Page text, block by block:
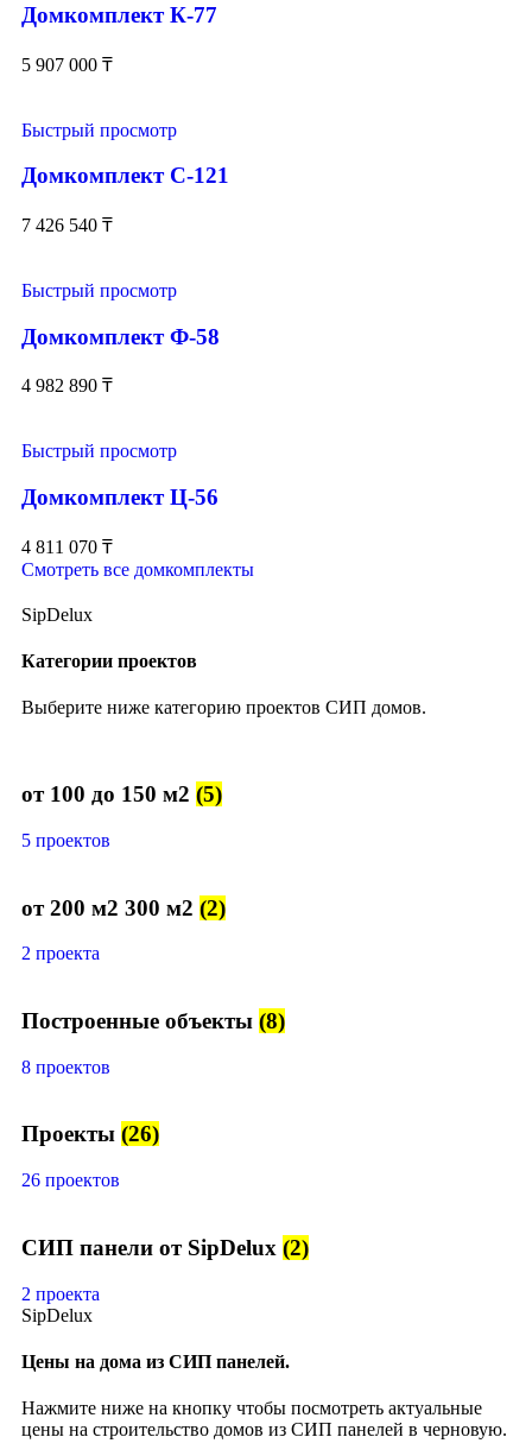
Домкомплект К-77
5 907 000 ₸
Быстрый просмотр
Домкомплект С-121
7 426 540 ₸
Быстрый просмотр
Домкомплект Ф-58
4 982 890 ₸
Быстрый просмотр
Домкомплект Ц-56
4 811 070 ₸
Смотреть все домкомплекты
SipDelux
Категории проектов
Выберите ниже категорию проектов СИП домов.
от 100 до 150 м2 (5)
5 проектов
от 200 м2 300 м2 (2)
2 проекта
Построенные объекты (8)
8 проектов
Проекты (26)
26 проектов
СИП панели от SipDelux (2)
2 проекта
SipDelux
Цены на дома из СИП панелей.
Нажмите ниже на кнопку чтобы посмотреть актуальные
цены на строительство домов из СИП панелей в черновую.